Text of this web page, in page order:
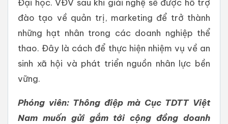
Đại học. VĐV sau khi giải nghệ sẽ được hỗ trợ
đào tạo về quản trị, marketing để trở thành
những hạt nhân trong các doanh nghiệp thể
thao. Đây là cách để thực hiện nhiệm vụ về an
sinh xã hội và phát triển nguồn nhân lực bền
vững.
Phóng viên: Thông điệp mà Cục TDTT Việt
Nam muốn gửi gắm tới cộng đồng doanh